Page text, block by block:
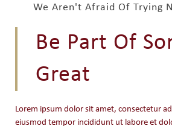
We Aren't Afraid Of Trying
Be Part Of
Great
Lorem ipsum dolor sit amet, consectetur
eiusmod tempor incididunt ut labore et